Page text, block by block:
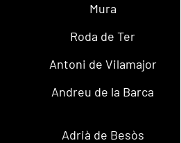
Mura
Roda de Ter
Antoni de Vilamajor
Andreu de la Barca
Adrià de Besòs